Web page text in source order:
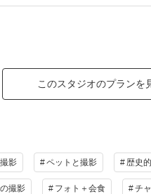
料＋入場料もご負担致します。
新婦衣装1着 新
このスタジオのプランを
影 ペットと撮影 歴史
撮影 フォト＋会食 チ